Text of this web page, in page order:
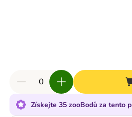
Získejte 35 zooBodů za tento